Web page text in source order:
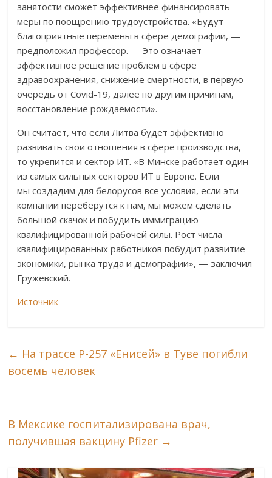
занятости сможет эффективнее финансировать
меры по поощрению трудоустройства. «Будут
благоприятные перемены в сфере демографии, —
предположил профессор. — Это означает
эффективное решение проблем в сфере
здравоохранения, снижение смертности, в первую
очередь от Covid-19, далее по другим причинам,
восстановление рождаемости».
Он считает, что если Литва будет эффективно
развивать свои отношения в сфере производства,
то укрепится и сектор ИТ. «В Минске работает один
из самых сильных секторов ИТ в Европе. Если
мы создадим для белорусов все условия, если эти
компании переберутся к нам, мы можем сделать
большой скачок и побудить иммиграцию
квалифицированной рабочей силы. Рост числа
квалифицированных работников побудит развитие
экономики, рынка труда и демографии», — заключил
Гружевский.
Источник
← На трассе Р-257 «Енисей» в Туве погибли
восемь человек
В Мексике госпитализирована врач,
получившая вакцину Pfizer →